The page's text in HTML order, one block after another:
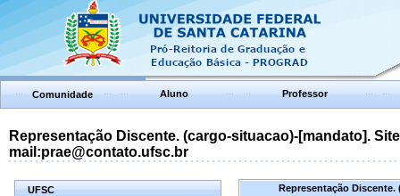
Comunidade Aluno Professor
Representação Discente. (cargo-situacao)-[mandato].
mail:prae@contato.ufsc.br
UFSC Representação Discente.